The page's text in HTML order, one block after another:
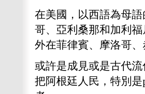
在美國，以西語為母
哥、亞利桑那和加利
外在菲律賓、摩洛哥
或許是成見或是古代
把阿根廷人民，特別